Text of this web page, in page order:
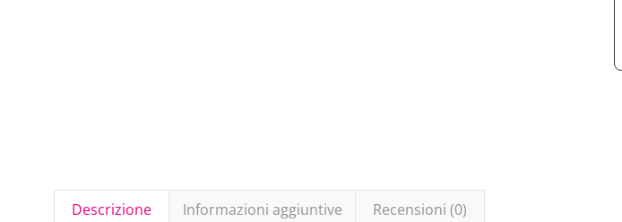
Descrizione Informazioni aggiuntive Recensioni (0)